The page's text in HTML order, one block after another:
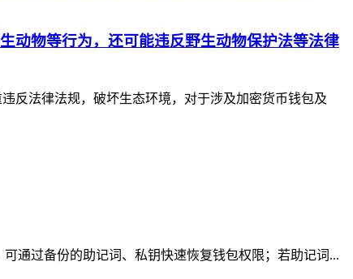
动物等行为，还可能违反野生动物保护法等法律
反法律法规，破坏生态环境，对于涉及加密货币钱包及
通过备份的助记词、私钥快速恢复钱包权限；若助记词...